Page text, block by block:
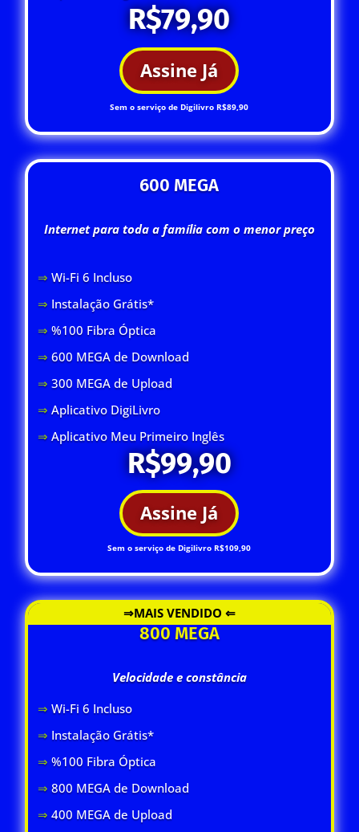
R$79,90
Assine Já
Sem o serviço de Digilivro R$89,90
600 MEGA
Internet para toda a família com o menor preço
⇒ Wi-Fi 6 Incluso
⇒ Instalação Grátis*
⇒ %100 Fibra Óptica
⇒ 600 MEGA de Download
⇒300 MEGA de Upload
⇒Aplicativo DigiLivro
⇒Aplicativo Meu Primeiro Inglês
R$99,90
Assine Já
Sem o serviço de Digilivro R$109,90
⇒MAIS VENDIDO ⇐
800 MEGA
Velocidade e constância
⇒ Wi-Fi 6 Incluso
⇒ Instalação Grátis*
⇒ %100 Fibra Óptica
⇒ 800 MEGA de Download
⇒400 MEGA de Upload